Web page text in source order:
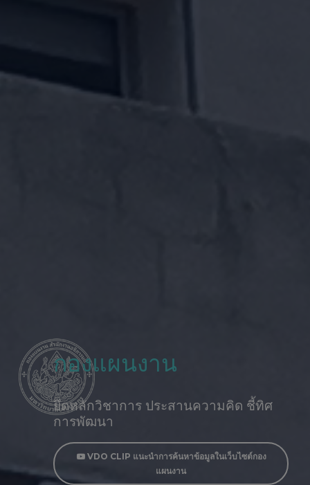
กองแผนงาน
ยึดหลักวิชาการ ประสานความคิด ชี้ทิศ
การพัฒนา
VDO CLIP แนะนำการค้นหาข้อมูลในเว็บไซต์กอง
แผนงาน